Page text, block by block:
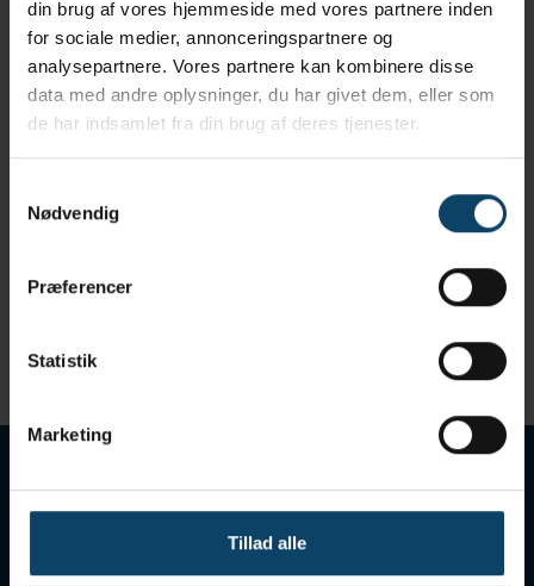
din brug af vores hjemmeside med vores partnere inden
for sociale medier, annonceringspartnere og
analysepartnere. Vores partnere kan kombinere disse
data med andre oplysninger, du har givet dem, eller som
de har indsamlet fra din brug af deres tjenester.
Nødvendig
Præferencer
Statistik
Marketing
Tillad alle
Ultralydssvejset
Specifikationer
Hoved form:
Swab håndtag materiale: Polypropylene
Mål: 3,0mm x 152,4mm
Swab hoved material: Sealed Polyester
Emballering: 1 kasser á 500 stk.
Tilmeld nyhedsbrev
Modtag vores nyhedsbreve med nyt om leverandører,
berigende artikler og invitationer til seminarer
Gå til tilmelding